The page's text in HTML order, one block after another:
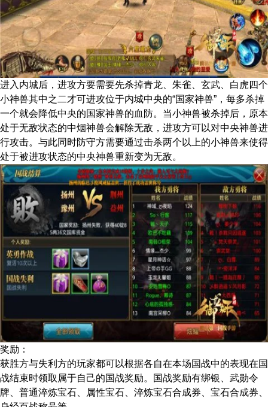
进入内城后，进攻方要需要先杀掉青龙、朱雀、玄武、白虎四个
小神兽其中之二才可进攻位于内城中央的“国家神兽”，每多杀掉
一个就会降低中央的国家神兽的血防。当小神兽被杀掉后，原本
处于无敌状态的中烟神兽会解除无敌，进攻方可以对中央神兽进
行攻击。与此同时防守方需要通过击杀两个以上的小神兽来使得
处于被进攻状态的中央神兽重新变为无敌。
奖励：
获胜方与失利方的玩家都可以根据各自在本场国战中的表现在国
战结束时领取属于自己的国战奖励。国战奖励有绑银、武勋令
牌、普通淬炼宝石、属性宝石、淬炼宝石合成券、宝石合成券、